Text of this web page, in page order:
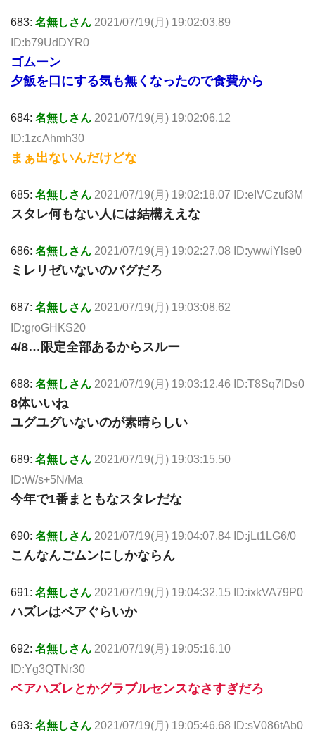
683: 名無しさん 2021/07/19(月) 19:02:03.89
ID:b79UdDYR0
ゴムーン
夕飯を口にする気も無くなったので食費から
684: 名無しさん 2021/07/19(月) 19:02:06.12
ID:1zcAhmh30
まぁ出ないんだけどな
685: 名無しさん 2021/07/19(月) 19:02:18.07 ID:eIVCzuf3M
スタレ何もない人には結構ええな
686: 名無しさん 2021/07/19(月) 19:02:27.08 ID:ywwiYlse0
ミレリゼいないのバグだろ
687: 名無しさん 2021/07/19(月) 19:03:08.62
ID:groGHKS20
4/8…限定全部あるからスルー
688: 名無しさん 2021/07/19(月) 19:03:12.46 ID:T8Sq7IDs0
8体いいね
ユグユグいないのが素晴らしい
689: 名無しさん 2021/07/19(月) 19:03:15.50
ID:W/s+5N/Ma
今年で1番まともなスタレだな
690: 名無しさん 2021/07/19(月) 19:04:07.84 ID:jLt1LG6/0
こんなんごムンにしかならん
691: 名無しさん 2021/07/19(月) 19:04:32.15 ID:ixkVA79P0
ハズレはベアぐらいか
692: 名無しさん 2021/07/19(月) 19:05:16.10
ID:Yg3QTNr30
ベアハズレとかグラブルセンスなさすぎだろ
693: 名無しさん 2021/07/19(月) 19:05:46.68 ID:sV086tAb0